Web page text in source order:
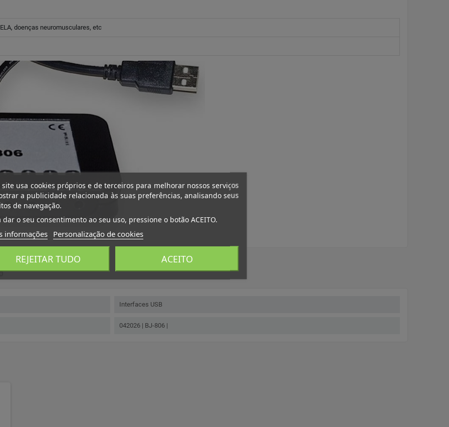
doenças neuromusculares, etc
Interfaces USB
042026 | BJ-806 |
site usa cookies próprios e de terceiros para melhorar nossos serviços
a publicidade relacionada às suas preferências, analisando seus
de navegação.
dar o seu consentimento ao seu uso, pressione o botão ACEITO.
informações Personalização de cookies
REJEITAR TUDO ACEITO